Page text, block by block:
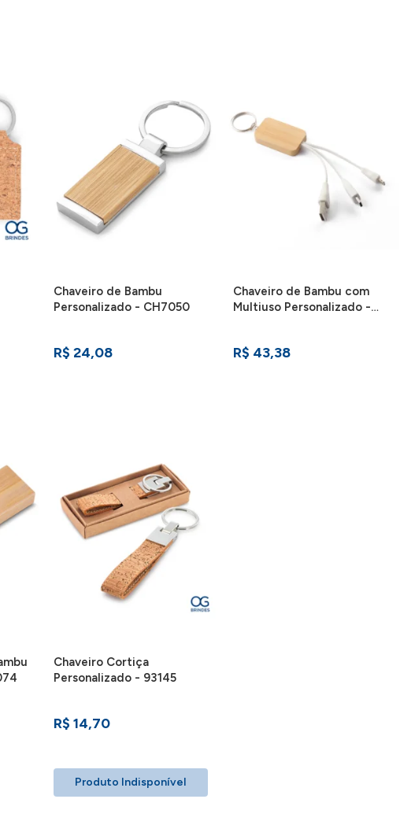
Chaveiro de Bambu
Personalizado - CH7050
R$ 24,08
Chaveiro de Bambu com
Multiuso Personalizado -
R$ 43,38
Chaveiro Cortiça
Personalizado - 93145
R$ 14,70
Produto Indisponível